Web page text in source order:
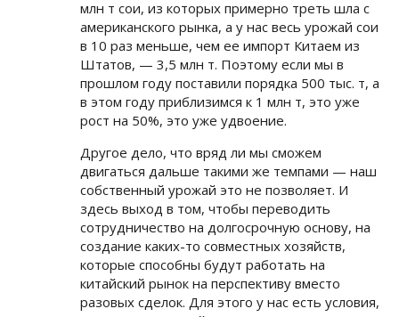
млн т сои, из которых примерно треть шла с
американского рынка, а у нас весь урожай сои
в 10 раз меньше, чем ее импорт Китаем из
Штатов, — 3,5 млн т. Поэтому если мы в
прошлом году поставили порядка 500 тыс. т, а
в этом году приблизимся к 1 млн т, это уже
рост на 50%, это уже удвоение.
Другое дело, что вряд ли мы сможем
двигаться дальше такими же темпами — наш
собственный урожай это не позволяет. И
здесь выход в том, чтобы переводить
сотрудничество на долгосрочную основу, на
создание каких-то совместных хозяйств,
которые способны будут работать на
китайский рынок на перспективу вместо
разовых сделок. Для этого у нас есть условия,